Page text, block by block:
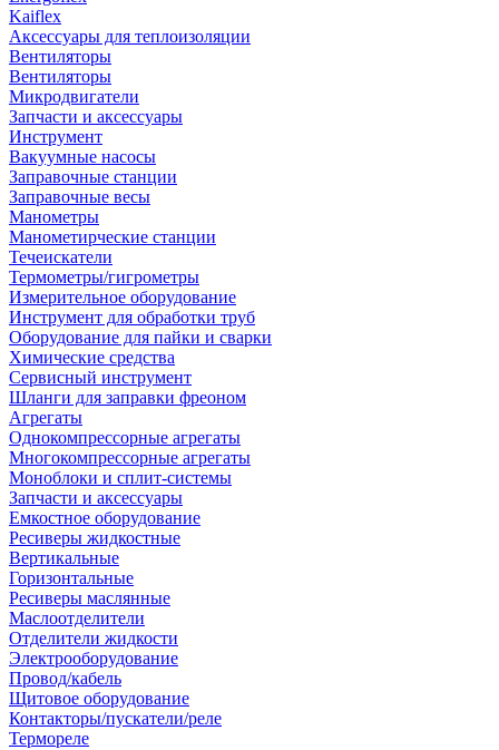
Kaiflex
Аксессуары для теплоизоляции
Вентиляторы
Вентиляторы
Микродвигатели
Запчасти и аксессуары
Инструмент
Вакуумные насосы
Заправочные станции
Заправочные весы
Манометры
Манометирческие станции
Течеискатели
Термометры/гигрометры
Измерительное оборудование
Инструмент для обработки труб
Оборудование для пайки и сварки
Химические средства
Сервисный инструмент
Шланги для заправки фреоном
Агрегаты
Однокомпрессорные агрегаты
Многокомпрессорные агрегаты
Моноблоки и сплит-системы
Запчасти и аксессуары
Емкостное оборудование
Ресиверы жидкостные
Вертикальные
Горизонтальные
Ресиверы маслянные
Маслоотделители
Отделители жидкости
Электрооборудование
Провод/кабель
Щитовое оборудование
Контакторы/пускатели/реле
Термореле